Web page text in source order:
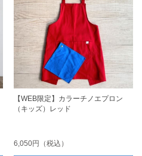
【WEB限定】カラーチノエプロン
（キッズ）レッド
6,050円（税込）